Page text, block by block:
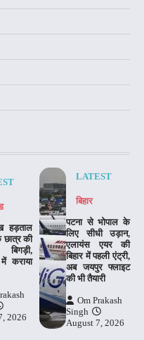
हड़ताल
छात्र की
कराया
2026
LATEST
बिहार
पटना से भोपाल के
लिए सीधी उड़ान,
एलायंस एयर की
बिहार में पहली एंट्री,
अब जयपुर फ्लाइट
की भी तैयारी
Om Prakash
Singh
August 7, 2026